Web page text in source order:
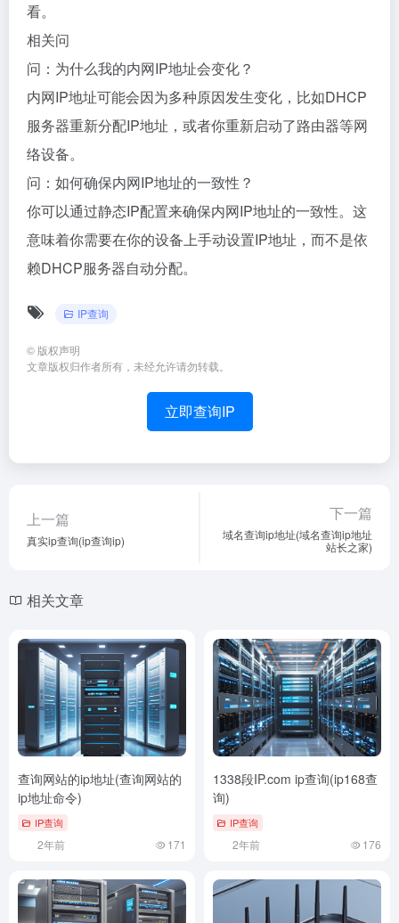
看。
相关问
问：为什么我的内网IP地址会变化？
内网IP地址可能会因为多种原因发生变化，比如DHCP
服务器重新分配IP地址，或者你重新启动了路由器等网
络设备。
问：如何确保内网IP地址的一致性？
你可以通过静态IP配置来确保内网IP地址的一致性。这
意味着你需要在你的设备上手动设置IP地址，而不是依
赖DHCP服务器自动分配。
IP查询
© 版权声明
文章版权归作者所有，未经允许请勿转载。
立即查询IP
上一篇
真实ip查询(ip查询ip)
下一篇
域名查询ip地址(域名查询ip地址
站长之家)
相关文章
查询网站的ip地址(查询网站的
ip地址命令)
IP查询
2年前 171
1338段IP.com ip查询(ip168查
询)
IP查询
2年前 176